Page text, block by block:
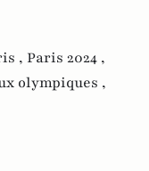
, Paris 2024 ,
olympiques ,